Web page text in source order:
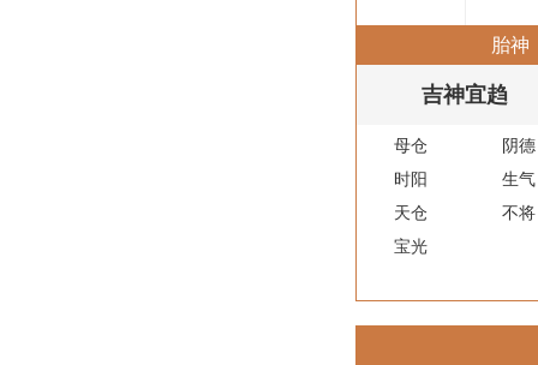
胎神
吉神宜趋
母仓
阴德
时阳
生气
天仓
不将
宝光